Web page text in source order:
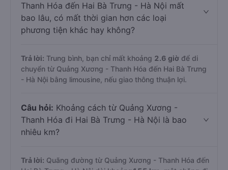
Thanh Hóa đến Hai Bà Trưng - Hà Nội mất
bao lâu, có mất thời gian hơn các loại
phương tiện khác hay không?
Trả lời: Trung bình, bạn chỉ mất khoảng 2.6 giờ để di
chuyển từ Quảng Xương - Thanh Hóa đến Hai Bà Trưng
- Hà Nội bằng limousine, nếu giao thông thuận lợi.
Câu hỏi: Khoảng cách từ Quảng Xương -
Thanh Hóa đi Hai Bà Trưng - Hà Nội là bao
nhiêu km?
Trả lời: Quãng đường từ Quảng Xương - Thanh Hóa đến